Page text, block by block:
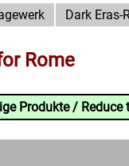
Dark Eras-
Rome
Produkte /